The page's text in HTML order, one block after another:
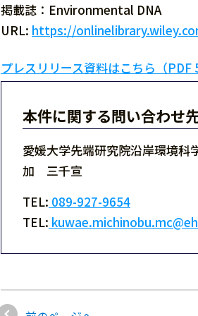
掲載誌：Environmental DNA
URL: https://
プレスリリース資料はこちら（PDF
本件に関する問い合わせ
愛媛大学先端研究院沿岸環境科
加 三千宣
TEL: 089-927-9654
TEL: